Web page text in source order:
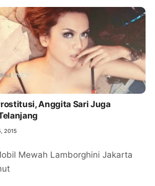
Anggita Sari Juga
2015